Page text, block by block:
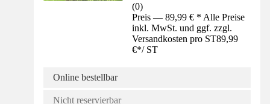
(0)
Preis — 89,99 € * Alle Preise
inkl. MwSt. und ggf. zzgl.
Versandkosten pro ST89,99
€*/ ST
Online bestellbar
Nicht reservierbar